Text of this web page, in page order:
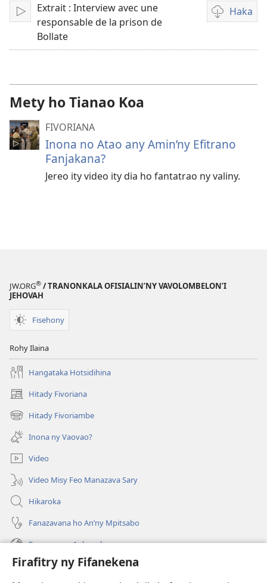
Firafitry ny Fifanekena
Handefa
Extrait : Interview avec une
responsable de la prison de
Bollate
Haka
Fandikana
Mety ho Tianao Koa
FIVORIANA
Inona no Atao any Amin’ny Efitrano
Fanjakana?
Jereo ity video ity dia ho fantatrao ny valiny.
JW.ORG® / TRANONKALA OFISIALIN’NY VAVOLOMBELON’I
JEHOVAH
Fisehony
Rohy Ilaina
Hangataka Hotsidihina
Hitady Fivoriana
(manokatra
rohy) Hitady Fivoriambe
(manokatra
rohy) Inona ny Vaovao?
Video
Video Misy Feo Manazava Sary
Hikaroka
Fanazavana ho An’ny Mpitsabo
Fanazavana Ankapobeny
Fanampiana